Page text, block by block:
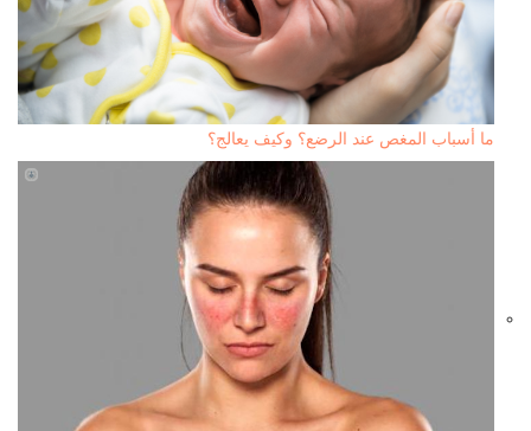
ما أسباب المغص عند الرضع؟ وكيف يعالج؟